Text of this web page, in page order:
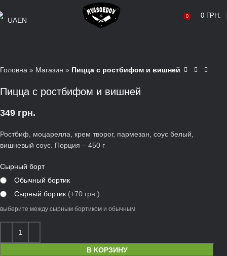
UAEN 0 0 ГРН.
Головна » Магазин » Пицца с ростбифом и вишней
Пицца с ростбифом и вишней
349 грн.
Ростбиф, моцарелла, крем творог, пармезан, соус белый,
вишневый соус. Порция – 450 г
Сырный борт
Обычный бортик
Сырный бортик (+70 грн.)
выберите между сырным бортиком и обычным
В КОРЗИНУ